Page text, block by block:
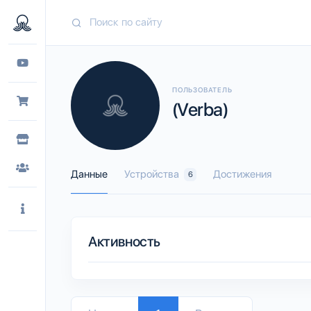
ПОЛЬЗОВАТЕЛЬ
(Verba)
Данные Устройства 6 Достижения
Активность